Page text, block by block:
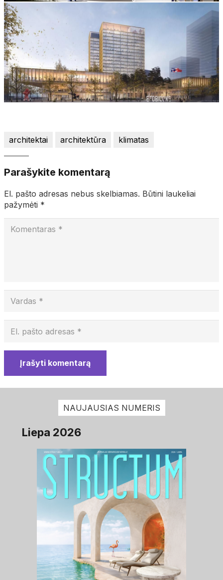
architektai architektūra klimatas
Parašykite komentarą
El. pašto adresas nebus skelbiamas. Būtini laukeliai
pažymėti *
Įrašyti komentarą
NAUJAUSIAS NUMERIS
Liepa 2026